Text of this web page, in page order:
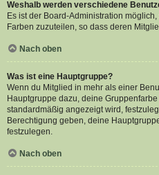
Weshalb werden verschiedene
Es ist der Board-Administration
Farben zuzuteilen, so dass deren
Nach oben
Was ist eine Hauptgruppe?
Wenn du Mitglied in mehr als einer
Hauptgruppe dazu, deine
standardmäßig angezeigt wird,
Berechtigung geben, deine
festzulegen.
Nach oben